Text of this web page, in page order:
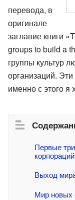
перевода, в
оригинале
заглавие книги
groups to build a
группы культур
организаций.
именно с этого я
Первые
корпораций
Выход
Мир новых